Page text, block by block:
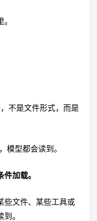
不是文件形式，而是
模型都会读到。
件加载。
些文件、某些工具或
。